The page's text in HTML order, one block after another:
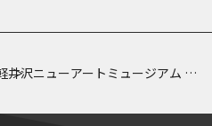
井沢ニューアートミュージアム ギ